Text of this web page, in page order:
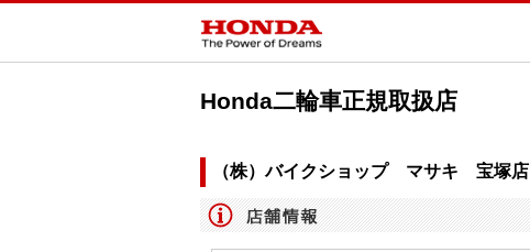
Honda二輪車正規取扱店
（株）バイクショップ マサキ 宝塚店